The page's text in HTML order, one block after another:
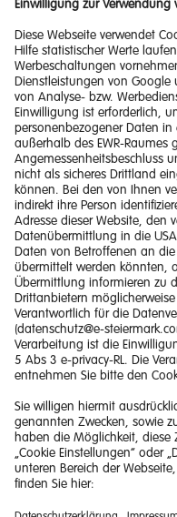
Impressum
Barrierefreiheitserklärung